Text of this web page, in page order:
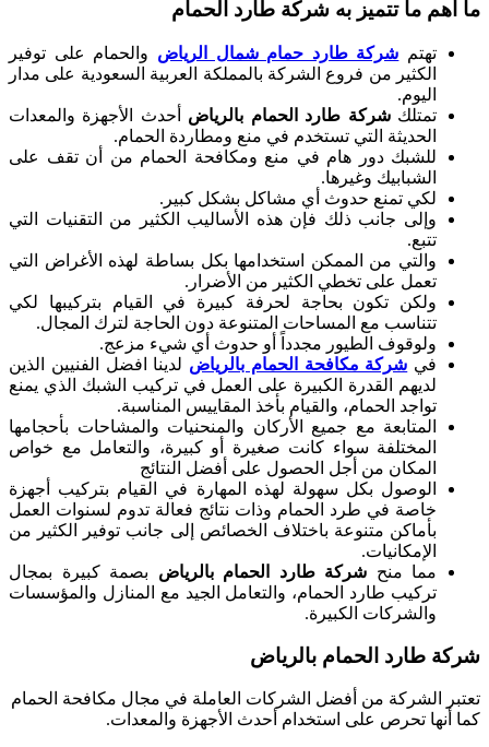
ما أهم ما تتميز به شركة طارد الحمام
تهتم شركة طارد حمام شمال الرياض والحمام على توفير
الكثير من فروع الشركة بالمملكة العربية السعودية على مدار
اليوم.
تمتلكشركة طارد الحمام بالرياض أحدث الأجهزة والمعدات
الحديثة التي تستخدم في منع ومطاردة الحمام.
للشبك دور هام في منع ومكافحة الحمام من أن تقف على
الشبابيك وغيرها.
لكي تمنع حدوث أي مشاكل بشكل كبير.
وإلى جانب ذلك فإن هذه الأساليب الكثير من التقنيات التي
تتبع.
والتي من الممكن استخدامها بكل بساطة لهذه الأغراض التي
تعمل على تخطي الكثير من الأضرار.
ولكن تكون بحاجة لحرفة كبيرة في القيام بتركيبها لكي
تتناسب مع المساحات المتنوعة دون الحاجة لترك المجال.
ولوقوف الطيور مجدداً أو حدوث أي شيء مزعج.
في شركة مكافحة الحمام بالرياض لدينا افضل الفنيين الذين
لديهم القدرة الكبيرة على العمل في تركيب الشبك الذي يمنع
تواجد الحمام، والقيام بأخذ المقاييس المناسبة.
المتابعة مع جميع الأركان والمنحنيات والمشاحات بأحجامها
المختلفة سواء كانت صغيرة أو كبيرة، والتعامل مع خواص
المكان من أجل الحصول على أفضل النتائج
الوصول بكل سهولة لهذه المهارة في القيام بتركيب أجهزة
خاصة في طرد الحمام وذات نتائج فعالة تدوم لسنوات العمل
بأماكن متنوعة باختلاف الخصائص إلى جانب توفير الكثير من
الإمكانيات.
مما منح شركة طارد الحمام بالرياض بصمة كبيرة بمجال
تركيب طارد الحمام، والتعامل الجيد مع المنازل والمؤسسات
والشركات الكبيرة.
شركة طارد الحمام بالرياض
تعتبر الشركة من أفضل الشركات العاملة في مجال مكافحة الحمام
كما أنها تحرص على استخدام أحدث الأجهزة والمعدات.